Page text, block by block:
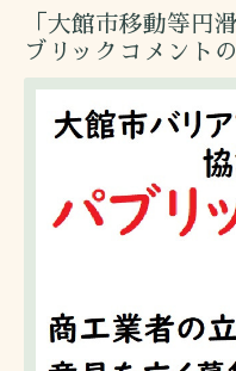
「大館市移動等円
ブリックコメント